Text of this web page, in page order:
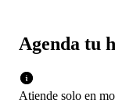
Agenda tu
Atiende solo en